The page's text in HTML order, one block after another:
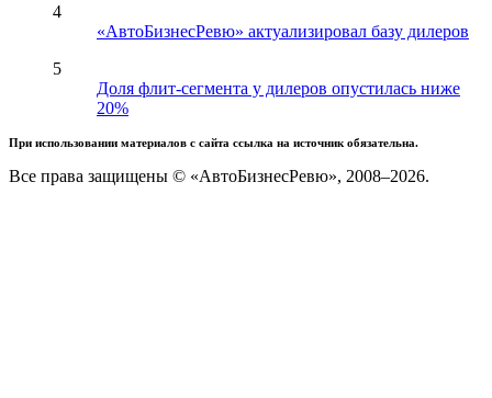
4
«АвтоБизнесРевю» актуализировал базу дилеров
5
Доля флит-сегмента у дилеров опустилась ниже
20%
При использовании материалов с сайта ссылка на источник обязательна.
Все права защищены © «АвтоБизнесРевю», 2008–2026.